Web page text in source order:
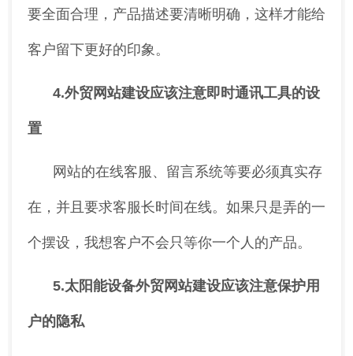
要全面合理，产品描述要清晰明确，这样才能给
客户留下更好的印象。
4.外贸网站建设应该注意即时通讯工具的设
置
网站的在线客服、留言系统等要必须真实存
在，并且要求客服长时间在线。如果只是弄的一
个摆设，我想客户不会只等你一个人的产品。
5.太阳能设备外贸网站建设应该注意保护用
户的隐私